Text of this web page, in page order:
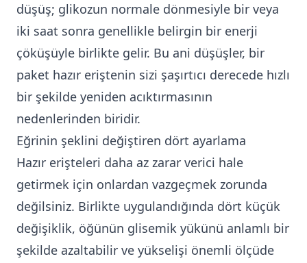
düşüş; glikozun normale dönmesiyle bir veya
iki saat sonra genellikle belirgin bir enerji
çöküşüyle birlikte gelir. Bu ani düşüşler, bir
paket hazır eriştenin sizi şaşırtıcı derecede hızlı
bir şekilde yeniden acıktırmasının
nedenlerinden biridir.
Eğrinin şeklini değiştiren dört ayarlama
Hazır erişteleri daha az zarar verici hale
getirmek için onlardan vazgeçmek zorunda
değilsiniz. Birlikte uygulandığında dört küçük
değişiklik, öğünün glisemik yükünü anlamlı bir
şekilde azaltabilir ve yükselişi önemli ölçüde